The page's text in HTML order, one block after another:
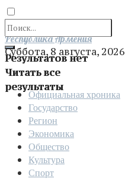
Результатов нет
Читать все
результаты
Отправить
Республика Армения
Суббота, 8 августа, 2026
Официальная хроника
Государство
Регион
Экономика
Общество
Культура
Спорт